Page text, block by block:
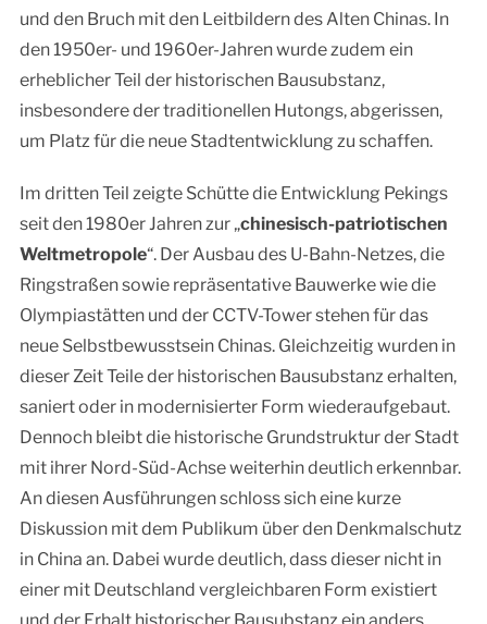
und den Bruch mit den Leitbildern des Alten Chinas. In
den 1950er- und 1960er-Jahren wurde zudem ein
erheblicher Teil der historischen Bausubstanz,
insbesondere der traditionellen Hutongs, abgerissen,
um Platz für die neue Stadtentwicklung zu schaffen.
Im dritten Teil zeigte Schütte die Entwicklung Pekings
seit den 1980er Jahren zur „chinesisch-patriotischen
Weltmetropole“. Der Ausbau des U-Bahn-Netzes, die
Ringstraßen sowie repräsentative Bauwerke wie die
Olympiastätten und der CCTV-Tower stehen für das
neue Selbstbewusstsein Chinas. Gleichzeitig wurden in
dieser Zeit Teile der historischen Bausubstanz erhalten,
saniert oder in modernisierter Form wiederaufgebaut.
Dennoch bleibt die historische Grundstruktur der Stadt
mit ihrer Nord-Süd-Achse weiterhin deutlich erkennbar.
An diesen Ausführungen schloss sich eine kurze
Diskussion mit dem Publikum über den Denkmalschutz
in China an. Dabei wurde deutlich, dass dieser nicht in
einer mit Deutschland vergleichbaren Form existiert
und der Erhalt historischer Bausubstanz ein anders